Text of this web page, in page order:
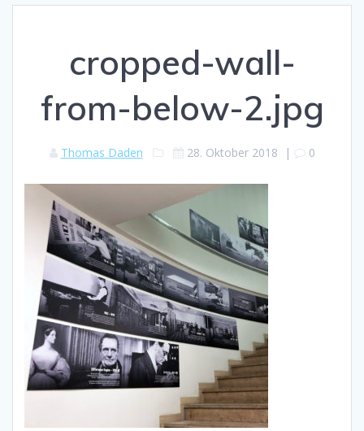
cropped-wall-
from-below-2.jpg
Thomas Daden 28. Oktober 2018 | 0